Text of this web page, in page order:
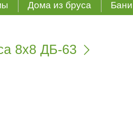
Дома из бруса
8х8 ДБ-63 